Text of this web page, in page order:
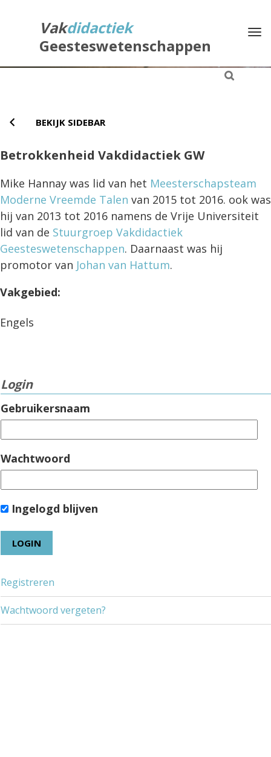
Vakdidactiek
Geesteswetenschappen
BEKIJK SIDEBAR
Betrokkenheid Vakdidactiek GW
Mike Hannay was lid van het Meesterschapsteam
Moderne Vreemde Talen van 2015 tot 2016. ook was
hij van 2013 tot 2016 namens de Vrije Universiteit
lid van de Stuurgroep Vakdidactiek
Geesteswetenschappen. Daarnaast was hij
promotor van Johan van Hattum.
Vakgebied:
Engels
Login
Gebruikersnaam
Wachtwoord
Ingelogd blijven
Registreren
Wachtwoord vergeten?